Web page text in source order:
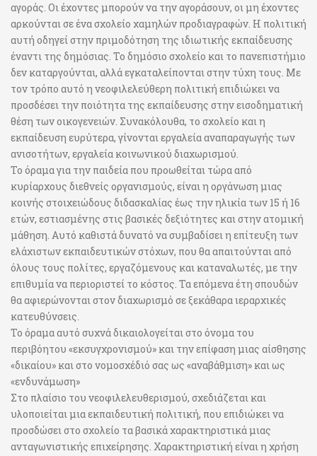
αγοράς. Οι έχοντες μπορούν να την αγοράσουν, οι μη έχοντες
αρκούνται σε ένα σχολείο χαμηλών προδιαγραφών. Η πολιτική
αυτή οδηγεί στην πριμοδότηση της ιδιωτικής εκπαίδευσης
έναντι της δημόσιας. Το δημόσιο σχολείο και το πανεπιστήμιο
δεν καταργούνται, αλλά εγκαταλείπονται στην τύχη τους. Με
τον τρόπο αυτό η νεοφιλελεύθερη πολιτική επιδιώκει να
προσδέσει την ποιότητα της εκπαίδευσης στην εισοδηματική
θέση των οικογενειών. Συνακόλουθα, το σχολείο και η
εκπαίδευση ευρύτερα, γίνονται εργαλεία αναπαραγωγής των
ανισοτήτων, εργαλεία κοινωνικού διαχωρισμού.
Το όραμα για την παιδεία που προωθείται τώρα από
κυρίαρχους διεθνείς οργανισμούς, είναι η οργάνωση μιας
κοινής στοιχειώδους διδασκαλίας έως την ηλικία των 15 ή 16
ετών, εστιασμένης στις βασικές δεξιότητες και στην ατομική
μάθηση. Αυτό καθιστά δυνατό να συμβαδίσει η επίτευξη των
ελάχιστων εκπαιδευτικών στόχων, που θα απαιτούνται από
όλους τους πολίτες, εργαζόμενους και καταναλωτές, με την
επιθυμία να περιοριστεί το κόστος. Τα επόμενα έτη σπουδών
θα αφιερώνονται στον διαχωρισμό σε ξεκάθαρα ιεραρχικές
κατευθύνσεις.
Το όραμα αυτό συχνά δικαιολογείται στο όνομα του
περιβόητου «εκσυγχρονισμού» και την επίφαση μιας αίσθησης
«δικαίου» και στο νομοσχέδιό σας ως «αναβάθμιση» και ως
«ενδυνάμωση»
Στο πλαίσιο του νεοφιλελευθερισμού, σχεδιάζεται και
υλοποιείται μια εκπαιδευτική πολιτική, που επιδιώκει να
προσδώσει στο σχολείο τα βασικά χαρακτηριστικά μιας
ανταγωνιστικής επιχείρησης. Χαρακτηριστική είναι η χρήση